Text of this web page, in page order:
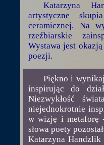
Katarzyna
artystyczne
ceramicznej. Na
rzeźbiarskie
Wystawa jest
poezji.
Piękno i
inspirując do
Niezwykłość
niejednokrotnie
w wizję i metaforę
słowa poety
Katarzyna Handzlik